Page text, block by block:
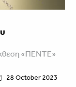
«ΠΕΝΤΕ»
28 October 2023